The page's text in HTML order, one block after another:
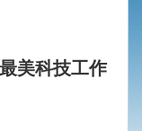
美科技工作